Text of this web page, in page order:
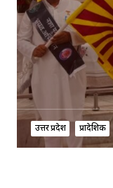
उत्तर प्रदेश प्रादेशिक